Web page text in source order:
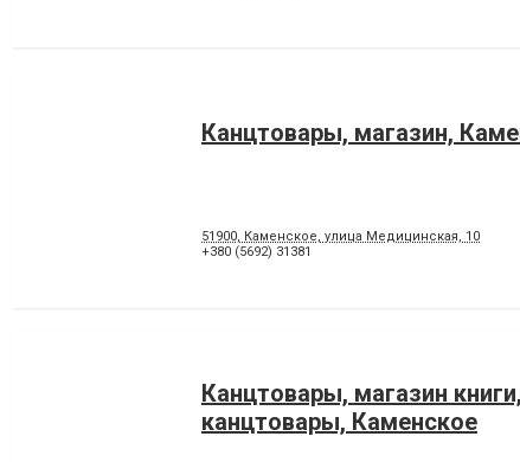
Канцтовары, магазин,
51900, Каменское, улица Медицинская, 10
+380 (5692) 31381
Канцтовары, магазин
канцтовары, Каменское